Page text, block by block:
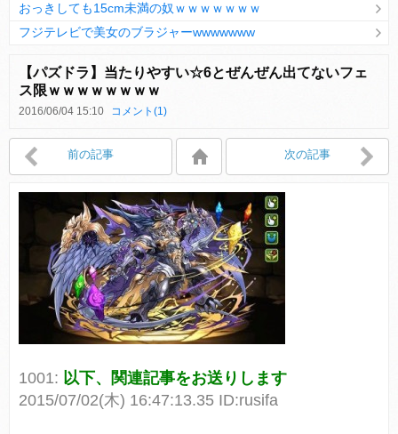
Powered by livedoor 相互RSS
おっきしても15cm未満の奴ｗｗｗｗｗｗｗ
フジテレビで美女のブラジャーwwwwwww
【パズドラ】当たりやすい☆6とぜんぜん出てないフェ
ス限ｗｗｗｗｗｗｗｗ
2016/06/04 15:10 コメント(1)
前の記事 次の記事
1001: 以下、関連記事をお送りします
2015/07/02(木) 16:47:13.35 ID:rusifa